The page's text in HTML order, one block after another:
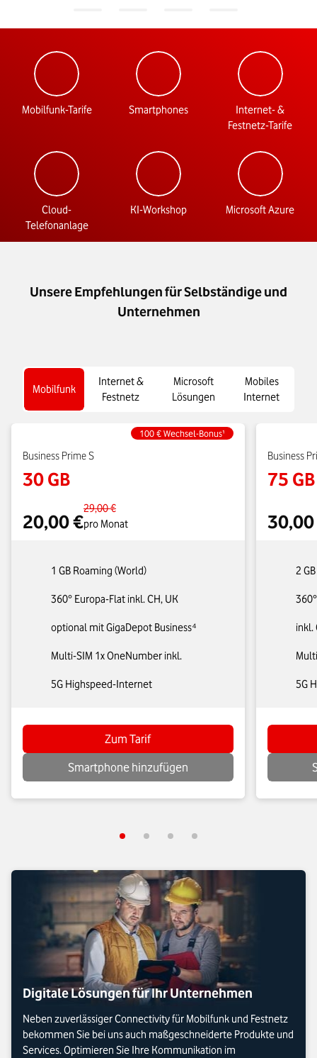
Mobilfunk-Tarife Smartphones
Internet- &
Festnetz-Tarife
Cloud-
Telefonanlage
KI-Workshop Microsoft Azure
Unsere Empfehlungen für Selbständige und
Unternehmen
Mobilfunk
Internet &
Festnetz
Microsoft
Lösungen
Mobiles
Internet
100 € Wechsel-Bonus¹
Business Prime S
30 GB
20,00 €
29,00 €
pro Monat
1 GB Roaming (World)
360° Europa-Flat inkl. CH, UK
optional mit GigaDepot Business⁴
Multi-SIM 1x OneNumber inkl.
5G Highspeed-Internet
Zum Tarif
Smartphone hinzufügen
Business
75 GB
30,00
2
inkl.
5G
Digitale Lösungen für Ihr Unternehmen
Neben zuverlässiger Connectivity für Mobilfunk und Festnetz
bekommen Sie bei uns auch maßgeschneiderte Produkte und
Services. Optimieren Sie Ihre Kommunikation im